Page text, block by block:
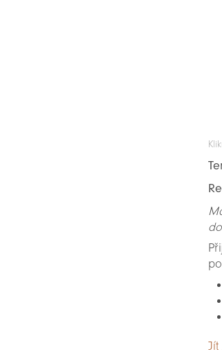
Jít